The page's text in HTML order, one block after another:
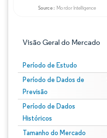
Visão Geral do Mercado
Período de Estudo
Período de Dados de
Previsão
Período de Dados
Históricos
Tamanho do Mercado